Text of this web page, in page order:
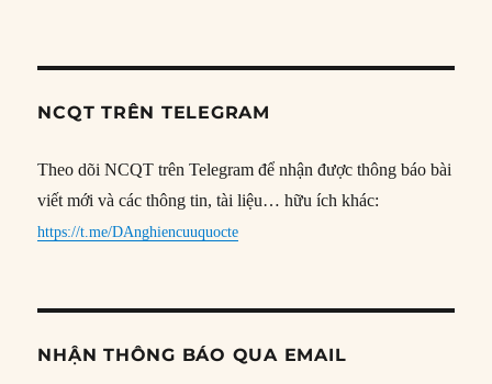
NCQT TRÊN TELEGRAM
Theo dõi NCQT trên Telegram để nhận được thông báo bài
viết mới và các thông tin, tài liệu… hữu ích khác:
https://t.me/DAnghiencuuquocte
NHẬN THÔNG BÁO QUA EMAIL